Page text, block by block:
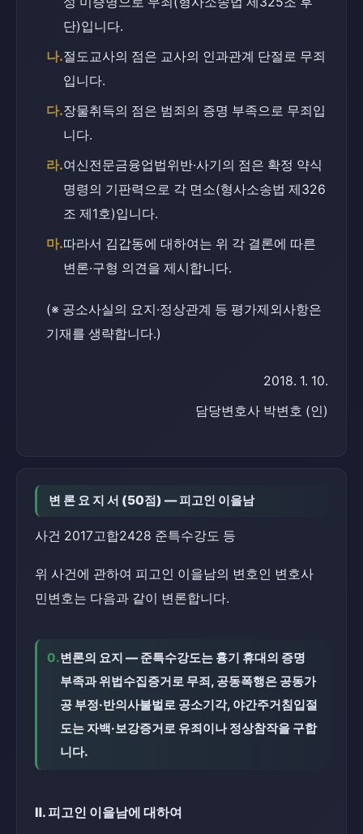
단)입니다.
나.절도교사의 점은 교사의 인과관계 단절로 무죄
입니다.
다.장물취득의 점은 범죄의 증명 부족으로 무죄입
니다.
라.여신전문금융업법위반·사기의 점은 확정 약식
명령의 기판력으로 각 면소(형사소송법 제326
조 제1호)입니다.
마.따라서 김갑동에 대하여는 위 각 결론에 따른
변론·구형 의견을 제시합니다.
(※ 공소사실의 요지·정상관계 등 평가제외사항은
기재를 생략합니다.)
2018. 1. 10.
담당변호사 박변호 (인)
변 론 요 지 서 (50점) — 피고인 이을남
사건 2017고합2428 준특수강도 등
위 사건에 관하여 피고인 이을남의 변호인 변호사
민변호는 다음과 같이 변론합니다.
0.변론의 요지 — 준특수강도는 흉기 휴대의 증명
부족과 위법수집증거로 무죄, 공동폭행은 공동가
공 부정·반의사불벌로 공소기각, 야간주거침입절
도는 자백·보강증거로 유죄이나 정상참작을 구합
니다.
Ⅱ. 피고인 이을남에 대하여